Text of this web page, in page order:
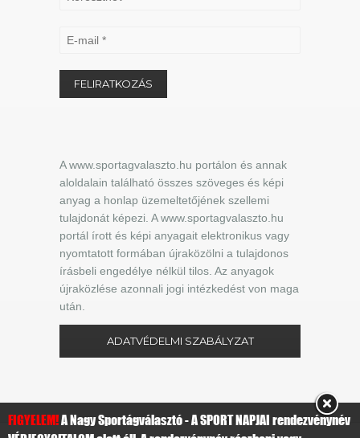
A www.sportagvalaszto.hu portálon és annak
aloldalain található összes szöveges és képi
anyag a honlap üzemeltetőjének szellemi
tulajdonát képezi. A www.sportagvalaszto.hu
portál írott és képi anyagait elektronikus vagy
nyomtatott formában újraközölni a tulajdonos
írásbeli engedélye nélkül tilos. Az anyagok
újraközlése azonnali jogi intézkedést von maga
után.
ADATVÉDELMI SZABÁLYZAT
FIGYELEM!A Nagy Sportágválasztó - A SPORT NAPJAI rendezvénynév